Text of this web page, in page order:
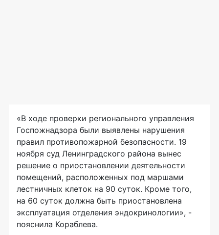
«В ходе проверки регионального управления
Госпожнадзора были выявлены нарушения
правил противопожарной безопасности. 19
ноября суд Ленинградского района вынес
решение о приостановлении деятельности
помещений, расположенных под маршами
лестничных клеток на 90 суток. Кроме того,
на 60 суток должна быть приостановлена
эксплуатация отделения эндокринологии», -
пояснила Кораблева.